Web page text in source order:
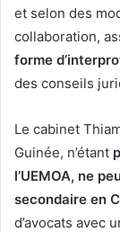
et selon des
collaboration,
forme
des conseils
Le cabinet
Guinée, n’étant
l’UEMOA, ne
secondaire en
d’avocats avec